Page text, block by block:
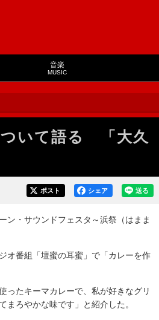
音楽
MUSIC
ついて語る 「大久
送る
シェア
ポスト
・サウンドフェスタ～浜祭（はまま
オ番組「壇蜜の耳蜜」で「カレーを作
たキーマカレーで、私が好きなグリ
ろやかな味です」と紹介した。